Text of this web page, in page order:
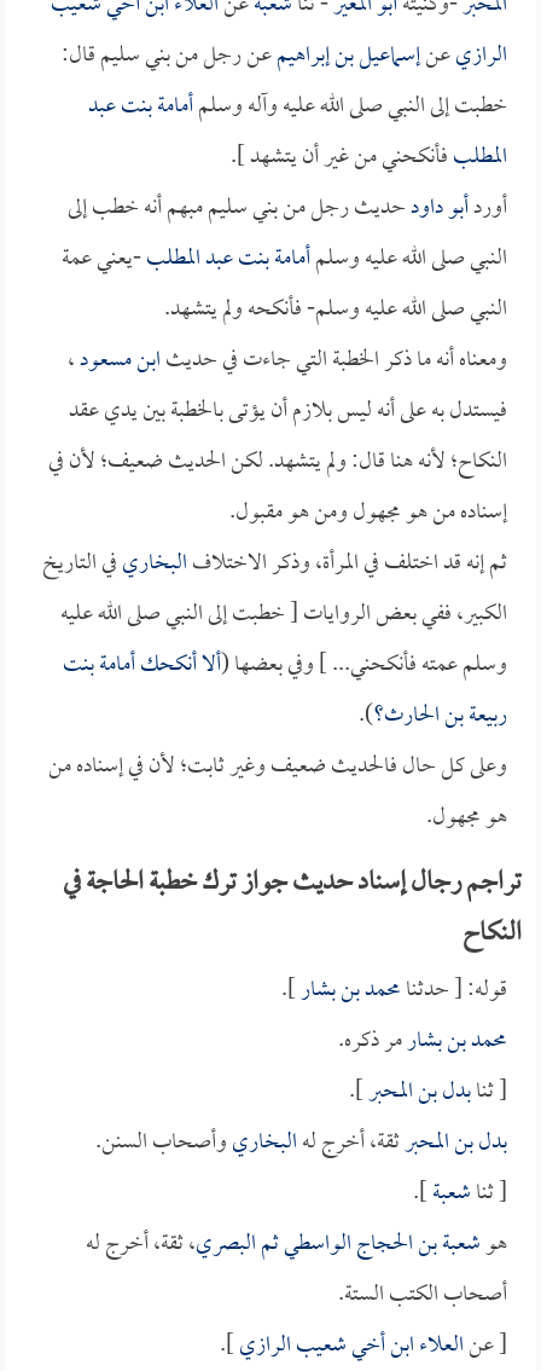
الرازيعنإسماعيل بن إبراهيمعن رجل من بني سليم قال:
خطبت إلى النبي صلى الله عليه وآله وسلمأمامة بنت عبد
المطلبفأنكحني من غير أن يتشهد ].
أوردأبو داودحديث رجل من بني سليم مبهم أنه خطب إلى
النبي صلى الله عليه وسلمأمامة بنت عبد المطلب-يعني عمة
النبي صلى الله عليه وسلم- فأنكحه ولم يتشهد.
ومعناه أنه ما ذكر الخطبة التي جاءت في حديثابن مسعود،
فيستدل به على أنه ليس بلازم أن يؤتى بالخطبة بين يدي عقد
النكاح؛ لأنه هنا قال: ولم يتشهد. لكن الحديث ضعيف؛ لأن في
إسناده من هو مجهول ومن هو مقبول.
ثم إنه قد اختلف في المرأة، وذكر الاختلافالبخاريفي التاريخ
الكبير، ففي بعض الروايات [ خطبت إلى النبي صلى الله عليه
وسلم عمته فأنكحني... ] وفي بعضها (ألا أنكحكأمامة بنت
ربيعة بن الحارث؟).
وعلى كل حال فالحديث ضعيف وغير ثابت؛ لأن في إسناده من
هو مجهول.
تراجم رجال إسناد حديث جواز ترك خطبة الحاجة في
النكاح
قوله: [ حدثنامحمد بن بشار].
محمد بن بشارمر ذكره.
[ ثنابدل بن المحبر].
بدل بن المحبرثقة، أخرج لهالبخاريوأصحاب السنن.
[ ثناشعبة].
هوشعبة بن الحجاج الواسطي ثم البصري، ثقة، أخرج له
أصحاب الكتب الستة.
[ عنالعلاء ابن أخي شعيب الرازي].